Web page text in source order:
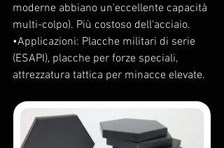
moderne abbiano un'eccellente capacità
multi-colpo). Più costoso dell'acciaio.
•Applicazioni: Placche militari di serie
(ESAPI), placche per forze speciali,
attrezzatura tattica per minacce elevate.